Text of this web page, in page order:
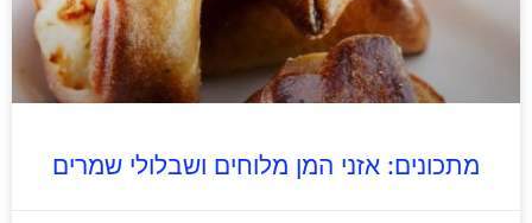
מתכונים: אזני המן מלוחים ושבלולי שמרים